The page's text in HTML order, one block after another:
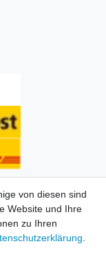
AGB Kontakt
von diesen sind
Website und Ihre
zu Ihren